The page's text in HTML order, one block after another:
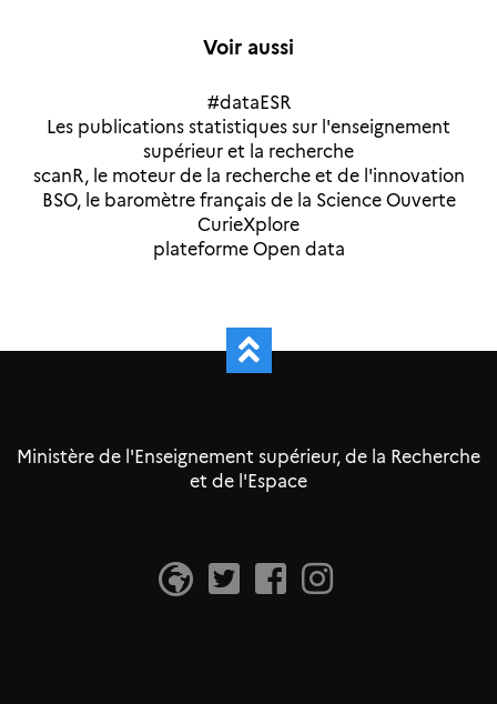
Voir aussi
#dataESR
Les publications statistiques sur l'enseignement
supérieur et la recherche
scanR, le moteur de la recherche et de l'innovation
BSO, le baromètre français de la Science Ouverte
CurieXplore
plateforme Open data
Ministère de l'Enseignement supérieur, de la Recherche
et de l'Espace